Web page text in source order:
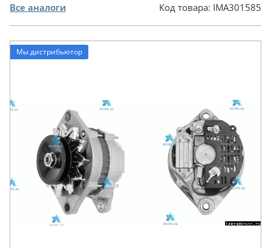
Все аналоги
Код товара: IMA301585
Мы дистрибьютор